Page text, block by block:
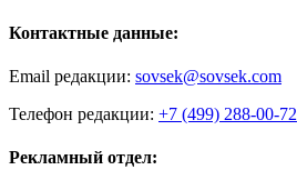
Контактные данные:
Email редакции: sovsek@sovsek.com
Телефон редакции: +7 (499) 288-00-72
Рекламный отдел: